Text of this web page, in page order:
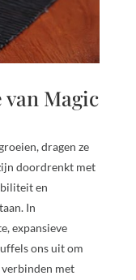
Magic
dragen ze
doordrenkt met
en
In
expansieve
ons uit om
verbinden met